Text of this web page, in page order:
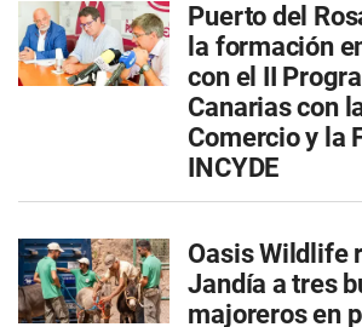
Puerto del
la formación
con el II
Canarias con
Comercio y la
INCYDE
Oasis Wildlife
Jandía a tres
majoreros en